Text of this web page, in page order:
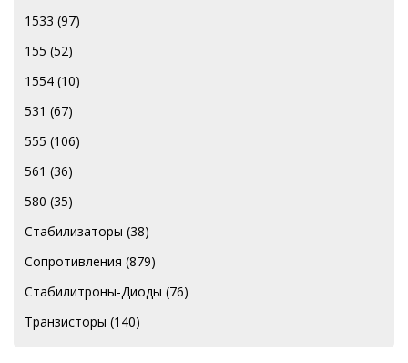
1533 (97)
155 (52)
1554 (10)
531 (67)
555 (106)
561 (36)
580 (35)
Стабилизаторы (38)
Сопротивления (879)
Стабилитроны-Диоды (76)
Транзисторы (140)